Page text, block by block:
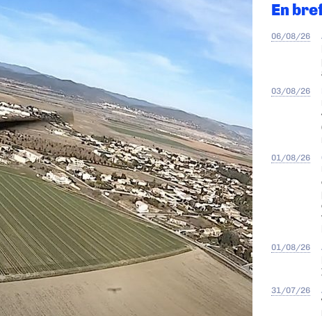
En
06/08/26
03/08/26
01/08/26
01/08/26
31/07/26